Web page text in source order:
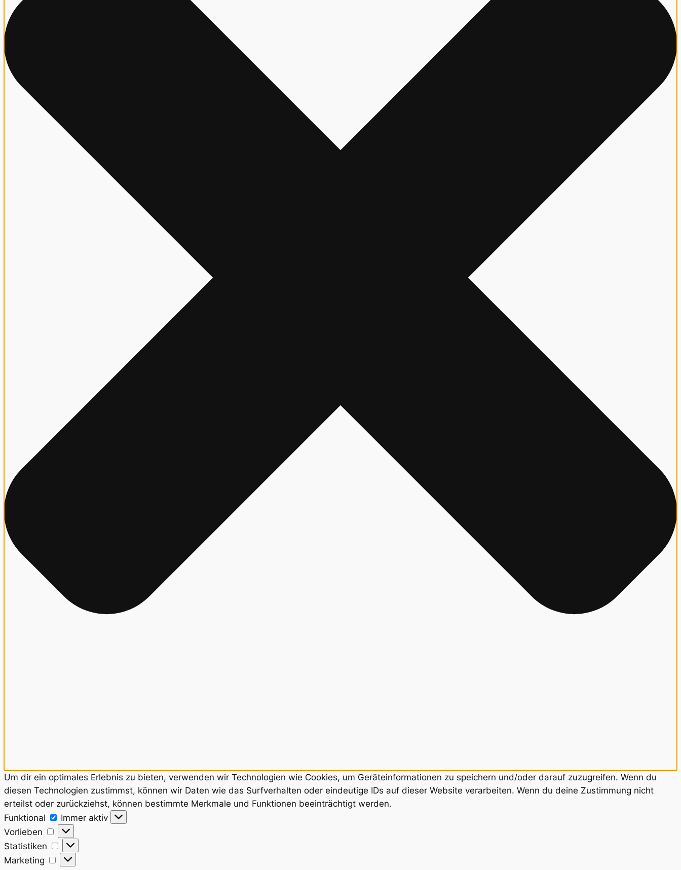
Um dir ein optimales Erlebnis zu bieten, verwenden wir Technologien wie Cookies, um Geräteinformationen zu speichern und/oder darauf zuzugreifen. Wenn du
diesen Technologien zustimmst, können wir Daten wie das Surfverhalten oder eindeutige IDs auf dieser Website verarbeiten. Wenn du deine Zustimmung nicht
erteilst oder zurückziehst, können bestimmte Merkmale und Funktionen beeinträchtigt werden.
Funktional
Funktional
Immer aktiv
Vorlieben
Vorlieben
Statistiken
Statistiken
Marketing
Marketing